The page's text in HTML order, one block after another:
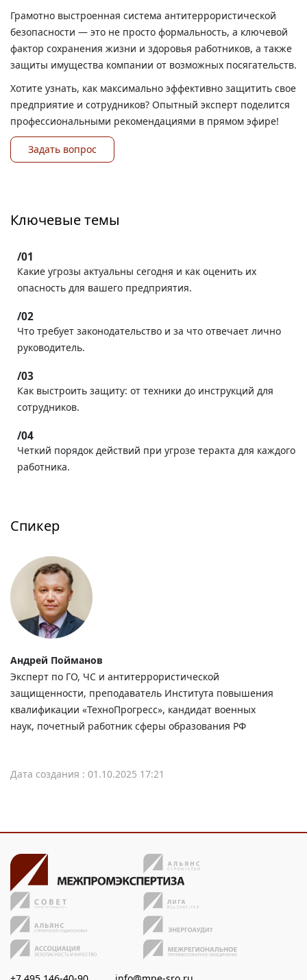
Грамотно выстроенная система антитеррористической
безопасности — это не просто формальность, а ключевой
фактор сохранения жизни и здоровья работников, а также
защиты имущества компании от возможных посягательств.
Хотите узнать, как максимально эффективно защитить свое
предприятие и сотрудников? Опытный эксперт поделится
профессиональными рекомендациями в прямом эфире!
Задать вопрос
Ключевые темы
Какие угрозы актуальны сегодня и как оценить их
опасность для вашего предприятия.
Что требует законодательство и за что отвечает лично
руководитель.
Как выстроить защиту: от техники до инструкций для
сотрудников.
Четкий порядок действий при угрозе теракта для каждого
работника.
Спикер
Андрей Пойманов
Эксперт по ГО, ЧС и антитеррористической
защищенности, преподаватель Института повышения
квалификации «ТехноПрогресс», кандидат военных
наук, почетный работник сферы образования РФ
Дата создания : 01.10.2025 17:21